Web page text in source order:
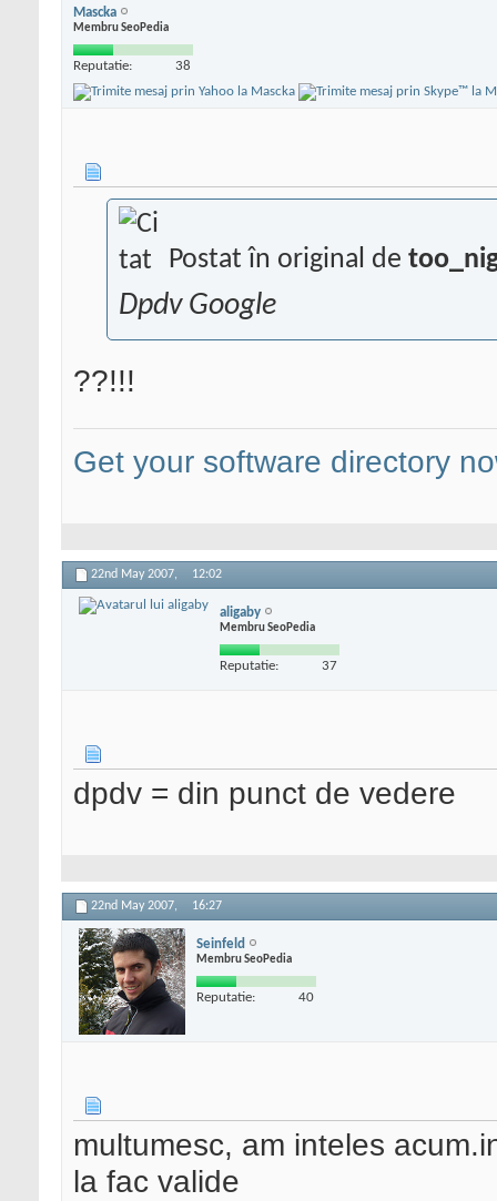
Mascka
Membru SeoPedia
Reputatie: 38
Postat în original de
Dpdv Google
??!!!
Get your software directory
22nd May 2007, 12:02
aligaby
Membru SeoPedia
Reputatie: 37
dpdv = din punct de vedere
22nd May 2007, 16:27
Seinfeld
Membru SeoPedia
Reputatie: 40
multumesc, am inteles
la fac valide